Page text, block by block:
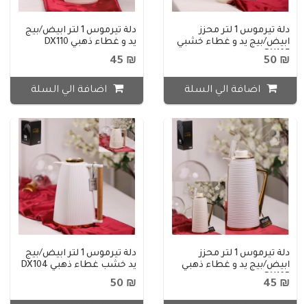
دلة تيرموس 1 لتر محزز
ابيض/بيج يد و غطاء خشبي
DX107
₪ 50
اضافة الي السلة
دلة تيرموس 1 لتر ابيض/بيج
يد و غطاء ذهبي DX110
₪ 45
اضافة الي السلة
دلة تيرموس 1 لتر محزز
ابيض/بيج يد و غطاء ذهبي
DX105
₪ 45
دلة تيرموس 1 لتر ابيض/بيج
يد خشب غطاء ذهبي DX104
₪ 50